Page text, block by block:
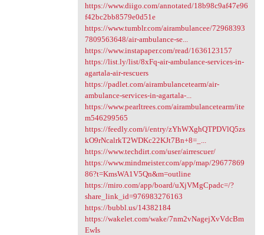
https://www.diigo.com/annotated/18b98c9af47e96
f42bc2bb8579e0d51e
https://www.tumblr.com/airambulancee/72968393
7809563648/air-ambulance-se...
https://www.instapaper.com/read/1636123157
https://list.ly/list/8xFq-air-ambulance-services-in-
agartala-air-rescuers
https://padlet.com/airambulancetearm/air-
ambulance-services-in-agartala-...
https://www.pearltrees.com/airambulancetearm/ite
m546299565
https://feedly.com/i/entry/zYhWXghQTPDVlQ5zs
kO9rNcalrkT2WDKc22KJt7Bn+8=_...
https://www.techdirt.com/user/airrescuer/
https://www.mindmeister.com/app/map/29677869
86?t=KmsWA1V5Qn&m=outline
https://miro.com/app/board/uXjVMgCpadc=/?
share_link_id=976983276163
https://bubbl.us/14382184
https://wakelet.com/wake/7nm2vNagejXvVdcBm
EwIs